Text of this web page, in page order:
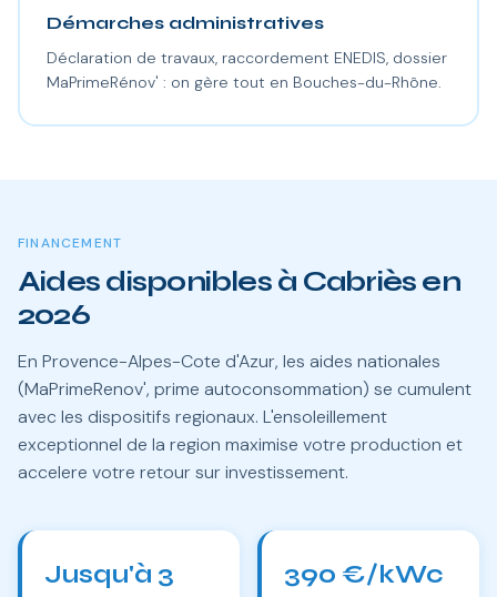
Démarches administratives
Déclaration de travaux, raccordement ENEDIS, dossier
MaPrimeRénov' : on gère tout en Bouches-du-Rhône.
FINANCEMENT
Aides disponibles à Cabriès en
2026
En Provence-Alpes-Cote d'Azur, les aides nationales
(MaPrimeRenov', prime autoconsommation) se cumulent
avec les dispositifs regionaux. L'ensoleillement
exceptionnel de la region maximise votre production et
accelere votre retour sur investissement.
Jusqu'à 3
390 €/kWc